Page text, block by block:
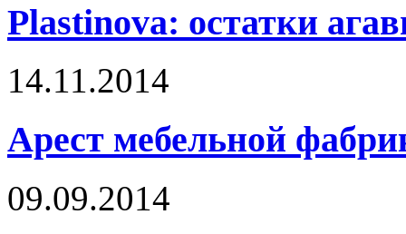
Plastinova: остатки
14.11.2014
Арест мебельной
09.09.2014